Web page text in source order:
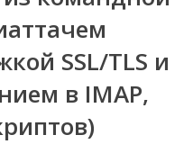
SSL/TLS и
в IMAP,